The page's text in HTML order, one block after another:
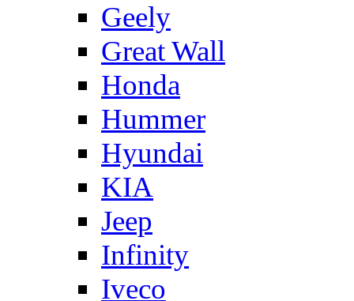
Geely
Great Wall
Honda
Hummer
Hyundai
KIA
Jeep
Infinity
Iveco